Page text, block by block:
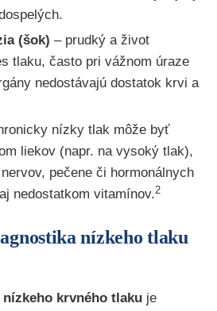
(šok) – prudký a život
tlaku, často pri vážnom úraze
nedostávajú dostatok krvi a
nízky tlak môže byť
liekov (napr. na vysoký tlak),
pečene či hormonálnych
nedostatkom vitamínov.2
nízkeho tlaku
krvného tlaku je